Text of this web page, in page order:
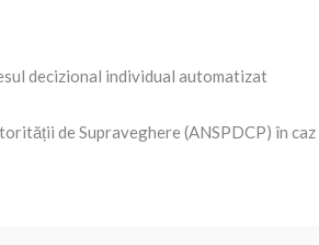
decizional individual automatizat
de Supraveghere (ANSPDCP) în